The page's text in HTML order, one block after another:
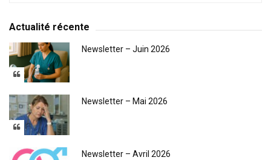
Actualité récente
Newsletter – Juin 2026
Newsletter – Mai 2026
Newsletter – Avril 2026